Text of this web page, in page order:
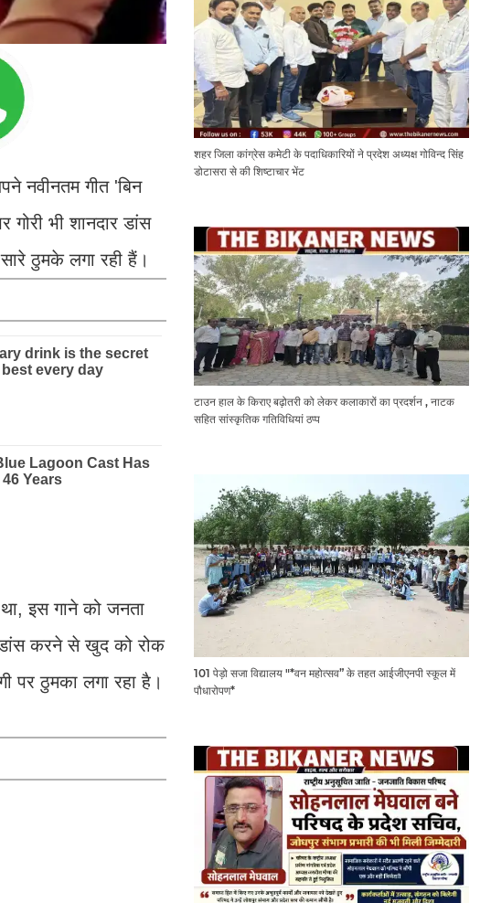
नवीनतम गीत 'बिन
भी शानदार डांस
ठुमके लगा रही हैं।
इस गाने को जनता
डांस करने से खुद को रोक
पर ठुमका लगा रहा है।
शहर जिला कांग्रेस कमेटी के पदाधिकारियों ने प्रदेश अध्यक्ष गोविन्द सिंह
डोटासरा से की शिष्टाचार भेंट
टाउन हाल के किराए बढ़ोतरी को लेकर कलाकारों का प्रदर्शन , नाटक
सहित सांस्कृतिक गतिविधियां ठप्प
101 पेड़ो सजा विद्यालय "*वन महोत्सव” के तहत आईजीएनपी स्कूल में
पौधारोपण*